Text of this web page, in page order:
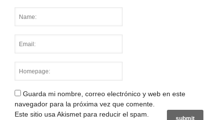
Guarda mi nombre, correo electrónico y web en este
navegador para la próxima vez que comente.
Este sitio usa Akismet para reducir el spam.